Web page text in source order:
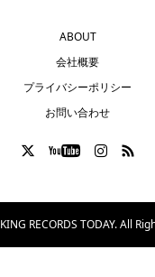
ABOUT
会社概要
プライバシーポリシー
お問い合わせ
KING RECORDS TODAY. All